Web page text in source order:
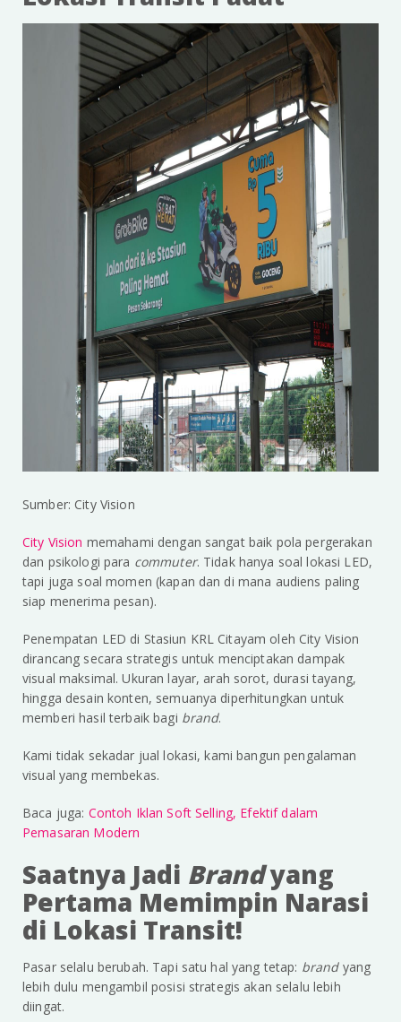
Sumber: City Vision
City Vision memahami dengan sangat baik pola pergerakan
dan psikologi para commuter. Tidak hanya soal lokasi LED,
tapi juga soal momen (kapan dan di mana audiens paling
siap menerima pesan).
Penempatan LED di Stasiun KRL Citayam oleh City Vision
dirancang secara strategis untuk menciptakan dampak
visual maksimal. Ukuran layar, arah sorot, durasi tayang,
hingga desain konten, semuanya diperhitungkan untuk
memberi hasil terbaik bagi brand.
Kami tidak sekadar jual lokasi, kami bangun pengalaman
visual yang membekas.
Baca juga: Contoh Iklan Soft Selling, Efektif dalam
Pemasaran Modern
Saatnya Jadi Brandyang
Pertama Memimpin Narasi
di Lokasi Transit!
Pasar selalu berubah. Tapi satu hal yang tetap: brand yang
lebih dulu mengambil posisi strategis akan selalu lebih
diingat.